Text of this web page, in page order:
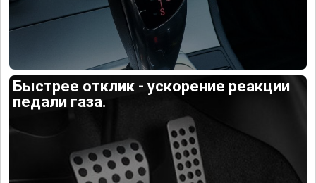
Быстрее отклик - ускорение реакции
педали газа.